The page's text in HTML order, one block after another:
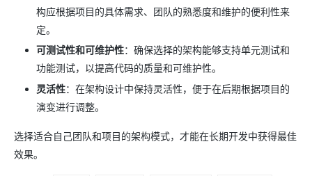
构应根据项目的具体需求、团队的熟悉度和维护的便利性来
定。
可测试性和可维护性：确保选择的架构能够支持单元测试和
功能测试，以提高代码的质量和可维护性。
灵活性：在架构设计中保持灵活性，便于在后期根据项目的
演变进行调整。
选择适合自己团队和项目的架构模式，才能在长期开发中获得最佳
效果。